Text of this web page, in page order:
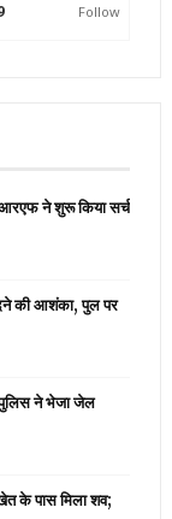
Follow
ने शुरू किया सर्च
की आशंका, पुल पर
ने भेजा जेल
के पास मिला शव;